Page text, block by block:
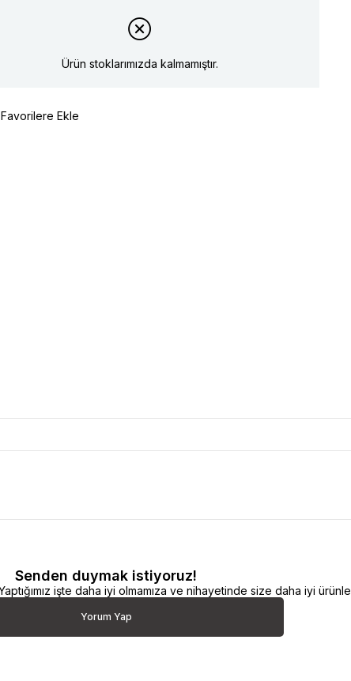
Ürün stoklarımızda kalmamıştır.
Favorilere Ekle
Senden duymak istiyoruz!
işte daha iyi olmamıza ve nihayetinde size daha iyi ürünler
Yorum Yap